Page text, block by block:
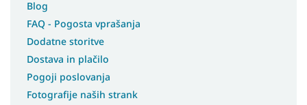
Blog
FAQ - Pogosta vprašanja
Dodatne storitve
Dostava in plačilo
Pogoji poslovanja
Fotografije naših strank